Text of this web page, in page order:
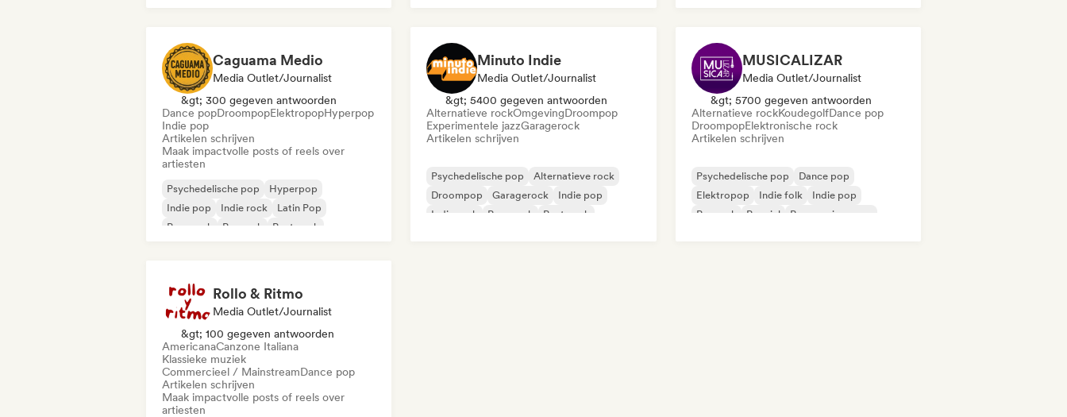
Caguama Medio
Media Outlet/Journalist
&gt; 300 gegeven antwoorden
Dance popDroompopElektropopHyperpop
Indie pop
Artikelen schrijven
Maak impactvolle posts of reels over
artiesten
Psychedelische pop
Hyperpop
Indie pop
Indie rock
Latin Pop
Pop-punk
Poprock Post punk
Minuto Indie
Media Outlet/Journalist
&gt; 5400 gegeven antwoorden
Alternatieve rockOmgevingDroompop
Experimentele jazzGaragerock
Artikelen schrijven
Psychedelische pop
Alternatieve rock
Droompop
Garagerock
Indie pop
Indie rock
Pop-punk Post punk
MUSICALIZAR
Media Outlet/Journalist
&gt; 5700 gegeven antwoorden
Alternatieve rockKoudegolfDance pop
DroompopElektronische rock
Artikelen schrijven
Psychedelische pop
Dance pop
Elektropop
Indie folk
Indie pop
Poprock
Popziel Progressieve pop
Rollo & Ritmo
Media Outlet/Journalist
&gt; 100 gegeven antwoorden
AmericanaCanzone Italiana
Klassieke muziek
Commercieel / MainstreamDance pop
Artikelen schrijven
Maak impactvolle posts of reels over
artiesten